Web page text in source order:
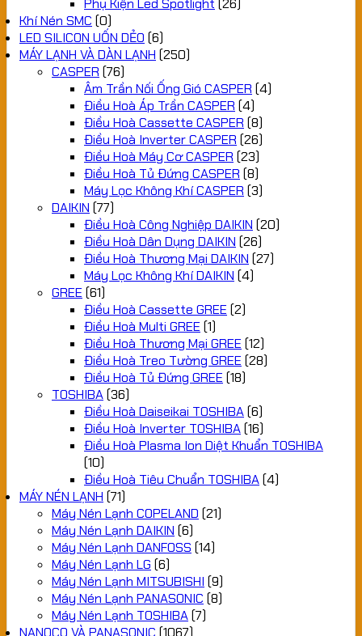
Phụ Kiện Led Spotlight (26)
Khí Nén SMC (0)
LED SILICON UỐN DẺO (6)
MÁY LẠNH VÀ DÀN LẠNH (250)
CASPER (76)
Âm Trần Nối Ống Gió CASPER (4)
Điều Hoà Áp Trần CASPER (4)
Điều Hoà Cassette CASPER (8)
Điều Hoà Inverter CASPER (26)
Điều Hoà Máy Cơ CASPER (23)
Điều Hoà Tủ Đứng CASPER (8)
Máy Lọc Không Khí CASPER (3)
DAIKIN (77)
Điều Hoà Công Nghiệp DAIKIN (20)
Điều Hoà Dân Dụng DAIKIN (26)
Điều Hoà Thương Mại DAIKIN (27)
Máy Lọc Không Khí DAIKIN (4)
GREE (61)
Điều Hoà Cassette GREE (2)
Điều Hoà Multi GREE (1)
Điều Hoà Thương Mại GREE (12)
Điều Hoà Treo Tường GREE (28)
Điều Hoà Tủ Đứng GREE (18)
TOSHIBA(36)
Điều Hoà Daiseikai TOSHIBA(6)
Điều Hoà Inverter TOSHIBA(16)
Điều Hoà Plasma Ion Diệt Khuẩn TOSHIBA
(10)
Điều Hoà Tiêu Chuẩn TOSHIBA(4)
MÁY NÉN LẠNH (71)
Máy Nén Lạnh COPELAND (21)
Máy Nén Lạnh DAIKIN (6)
Máy Nén Lạnh DANFOSS (14)
Máy Nén Lạnh LG (6)
Máy Nén Lạnh MITSUBISHI (9)
Máy Nén Lạnh PANASONIC (8)
Máy Nén Lạnh TOSHIBA(7)
NANOCO VÀ PANASONIC (1067)